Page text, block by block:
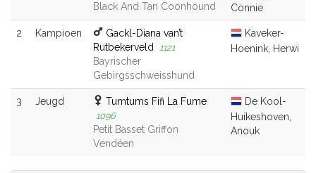
Black And Tan Coonhound
Connie
2 Kampioen
Gackl-Diana van’t
Rutbekerveld 1121
Bayrischer
Gebirgsschweisshund
Kaveker-
Hoenink, Herwi
3 Jeugd Tumtums Fifi La Fume
1096
Petit Basset Griffon
Vendéen
De Kool-
Huikeshoven,
Anouk